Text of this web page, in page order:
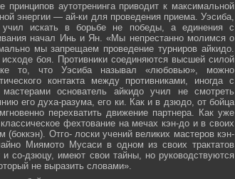
аутотренинга приводит к максимальной
энергии — ай-ки для проведения приема. Уэсиба,
учил искать в борьбе не победы, а единения с
начал Инь и Ян. «Мы непрестанно молимся о
мы запрещаем проведение турниров айкидо.
боя. Противники соединяются высшей силой
то, что Уэсиба называл «любовью», можно
контакта между противниками, иногда с
основатель айкидо учил не смотреть
его духа-разума, его ки. Как и в дзюдо, от бойца
перехватить движение партнера. Как уже
фехтование на мечах кэн-до и в своих
Отго- лоски учений великих мастеров кэн-
Миямото Мусаси в одном из своих трактатов
со-дзюцу, имеют свои тайны, но руководствуются
не выразить словами».